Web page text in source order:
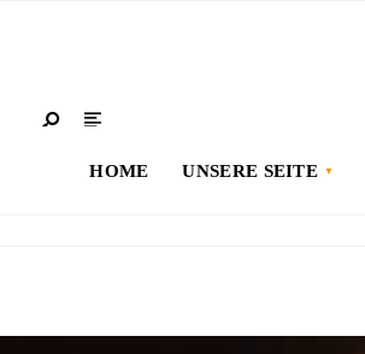
HOME UNSERE SEITE